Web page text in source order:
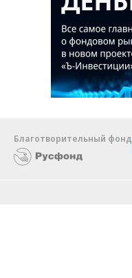
Благотворительный фонд